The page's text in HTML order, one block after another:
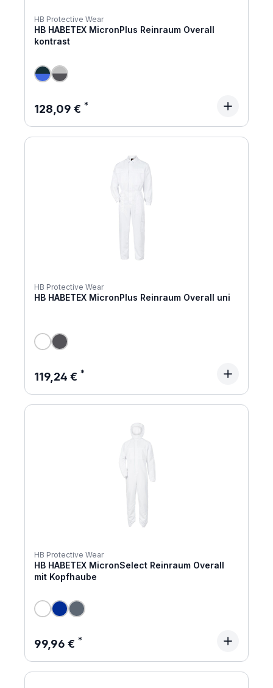
HB Protective Wear
HB HABETEX MicronPlus Reinraum Overall
kontrast
Regulärer Preis:
128,09 €
HB Protective Wear
HB HABETEX MicronPlus Reinraum Overall uni
Regulärer Preis:
119,24 €
HB Protective Wear
HB HABETEX MicronSelect Reinraum Overall
mit Kopfhaube
Regulärer Preis:
99,96 €